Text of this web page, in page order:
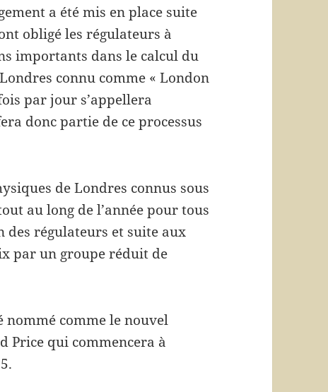
a été mis en place suite
obligé les régulateurs à
importants dans le calcul du
connu comme « London
par jour s’appellera
donc partie de ce processus
de Londres connus sous
au long de l’année pour tous
des régulateurs et suite aux
par un groupe réduit de
comme le nouvel
Price qui commencera à